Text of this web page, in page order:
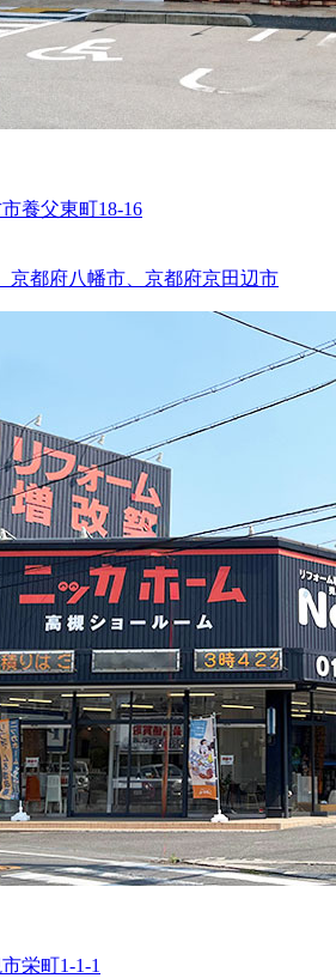
養父東町18-16
京都府八幡市、京都府京田辺市
栄町1-1-1